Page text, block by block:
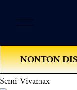
e
n
M
e
NONTON
Semi Vivamax